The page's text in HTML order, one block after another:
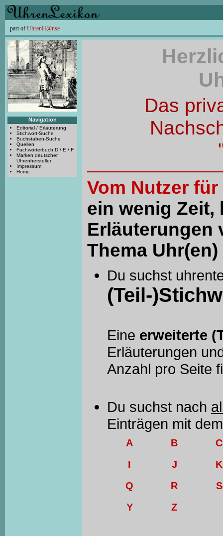
part of UhrenH@nse
Navigation
Editorial / Erläuterung
Stichwort-Suche
Buchstaben-Suche
Quellen
Fachwörterbuch D / E / F
Marken deutscher
Uhrenhersteller
Impressum
Home
Das
Vom Nutzer
ein wenig Zeit,
Erläuterungen
Thema
Du suchst
(Teil-
Eine erweiterte
Erläuterungen
Anzahl pro Seite
Du suchst nach
Einträgen mit
A B
C
I
J
K
Q
R
S
Y
Z